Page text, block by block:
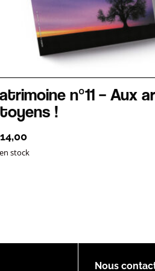
n°11 – Aux
!
stock
Nous